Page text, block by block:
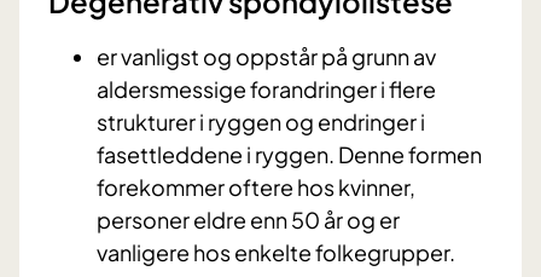
er vanligst og oppstår på grunn av
aldersmessige forandringer i flere
strukturer i ryggen og endringer i
fasettleddene i ryggen. Denne formen
forekommer oftere hos kvinner,
personer eldre enn 50 år og er
vanligere hos enkelte folkegrupper.